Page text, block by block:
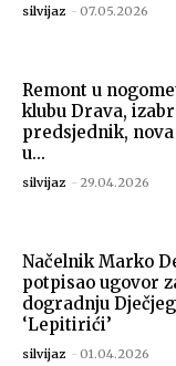
silvijaz - 07.05.2026
Remont u
klubu Drava,
predsjednik,
u...
silvijaz - 29.04.2026
Načelnik Marko
potpisao ugovor
dogradnju
‘Lepitirići’
silvijaz - 01.04.2026